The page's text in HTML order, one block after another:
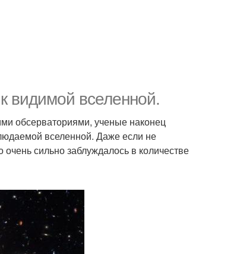
видимой вселенной.
обсерваториями, ученые наконец
вселенной. Даже если не
сильно заблуждалось в количестве